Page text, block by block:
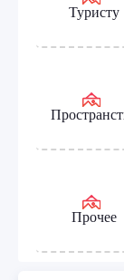
Туристу
Прочее